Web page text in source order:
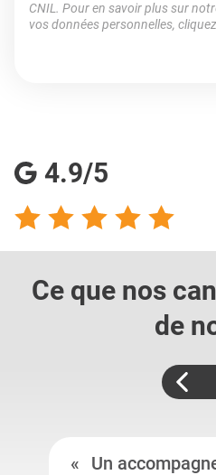
CNIL. Pour en savoir plus sur
vos données personnelles, cliquez
4.9/5
Ce que nos
de
Un